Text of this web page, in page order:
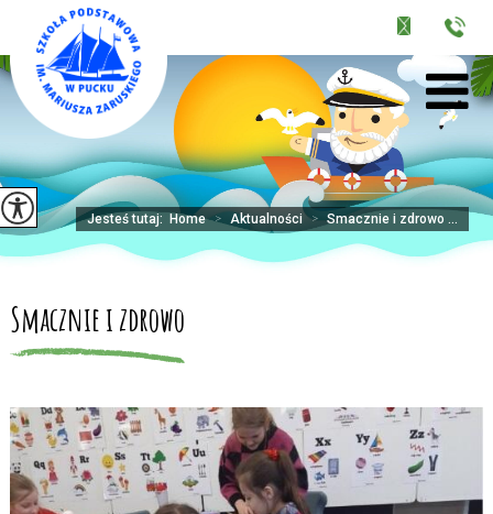
Jesteś tutaj: Home > Aktualności > Smacznie i zdrowo ...
Smacznie i zdrowo